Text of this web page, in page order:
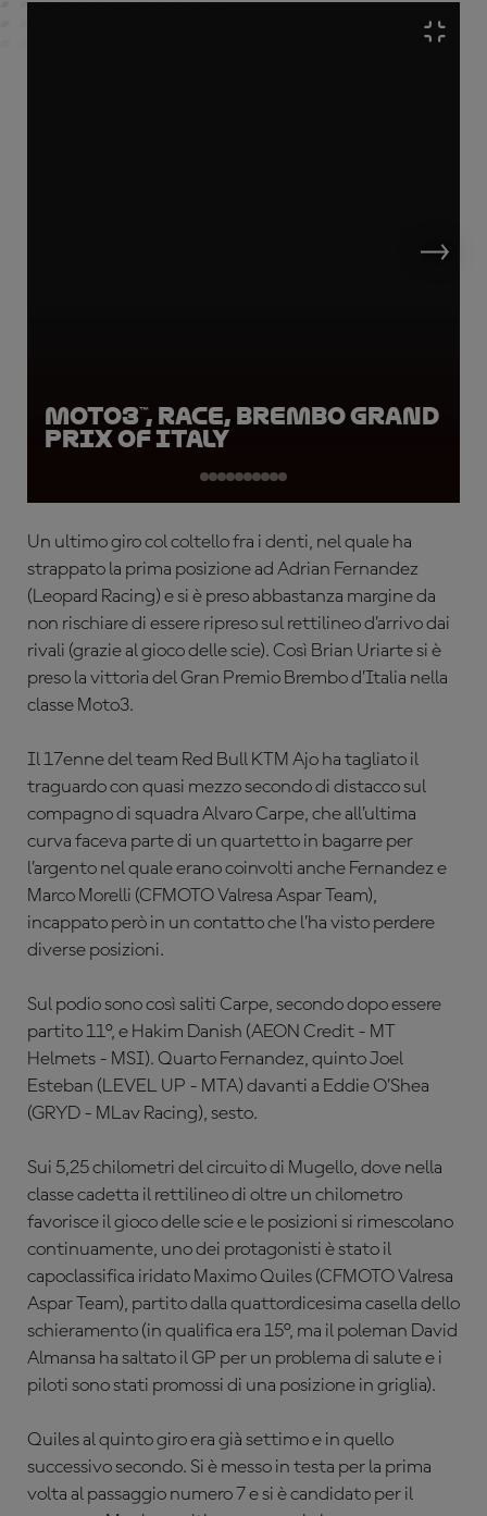
Moto3™, Race, Brembo Grand
Prix of Italy
Un ultimo giro col coltello fra i denti, nel quale ha
strappato la prima posizione ad Adrian Fernandez
(Leopard Racing) e si è preso abbastanza margine da
non rischiare di essere ripreso sul rettilineo d’arrivo dai
rivali (grazie al gioco delle scie). Così Brian Uriarte si è
preso la vittoria del Gran Premio Brembo d’Italia nella
classe Moto3.
Il 17enne del team Red Bull KTM Ajo ha tagliato il
traguardo con quasi mezzo secondo di distacco sul
compagno di squadra Alvaro Carpe, che all’ultima
curva faceva parte di un quartetto in bagarre per
l’argento nel quale erano coinvolti anche Fernandez e
Marco Morelli (CFMOTO Valresa Aspar Team),
incappato però in un contatto che l’ha visto perdere
diverse posizioni.
Sul podio sono così saliti Carpe, secondo dopo essere
partito 11°, e Hakim Danish (AEON Credit - MT
Helmets - MSI). Quarto Fernandez, quinto Joel
Esteban (LEVEL UP - MTA) davanti a Eddie O’Shea
(GRYD - MLav Racing), sesto.
Sui 5,25 chilometri del circuito di Mugello, dove nella
classe cadetta il rettilineo di oltre un chilometro
favorisce il gioco delle scie e le posizioni si rimescolano
continuamente, uno dei protagonisti è stato il
capoclassifica iridato Maximo Quiles (CFMOTO Valresa
Aspar Team), partito dalla quattordicesima casella dello
schieramento (in qualifica era 15°, ma il poleman David
Almansa ha saltato il GP per un problema di salute e i
piloti sono stati promossi di una posizione in griglia).
Quiles al quinto giro era già settimo e in quello
successivo secondo. Si è messo in testa per la prima
volta al passaggio numero 7 e si è candidato per il